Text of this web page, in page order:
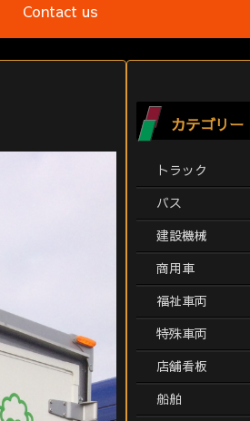
Contact us
カテゴリー
トラック
バス
建設機械
商用車
福祉車両
特殊車両
店舗看板
船舶